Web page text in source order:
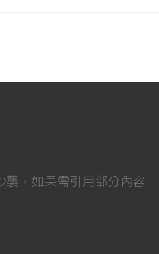
，如果需引用部分內容